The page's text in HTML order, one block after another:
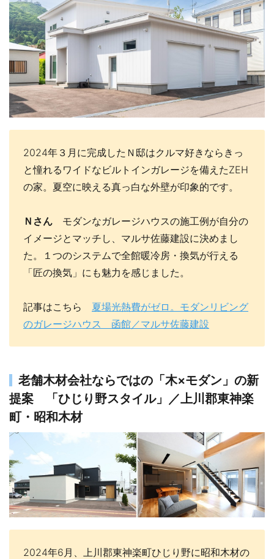
2024年３月に完成したＮ邸はクルマ好きならきっ
と憧れるワイドなビルトインガレージを備えたZEH
の家。夏空に映える真っ白な外壁が印象的です。
Ｎさん モダンなガレージハウスの施工例が自分の
イメージとマッチし、マルサ佐藤建設に決めまし
た。１つのシステムで全館暖冷房・換気が行える
「匠の換気」にも魅力を感じました。
記事はこちら 夏場光熱費がゼロ。モダンリビング
のガレージハウス 函館／マルサ佐藤建設
老舗木材会社ならではの「木×モダン」の新
提案 「ひじり野スタイル」／上川郡東神楽
町・昭和木材
2024年6月、上川郡東神楽町ひじり野に昭和木材の